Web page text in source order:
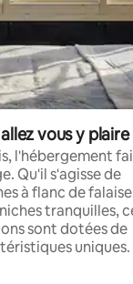
vous y plaire
l'hébergement
Qu'il s'agisse de
à flanc de
tranquilles,
sont dotées de
uniques.